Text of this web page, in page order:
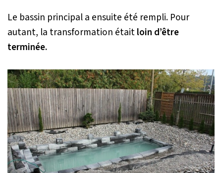
Le bassin principal a ensuite été rempli. Pour
autant, la transformation étaitloin d’être
terminée.